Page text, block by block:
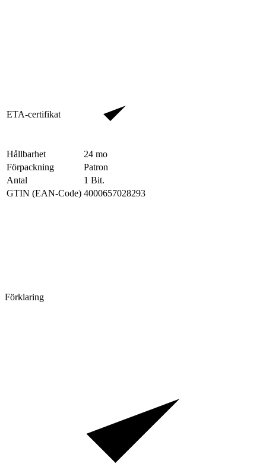
ETA-certifikat
Hållbarhet 24 mo
Förpackning
Patron
Antal
1 Bit.
GTIN (EAN-Code) 4000657028293
Förklaring